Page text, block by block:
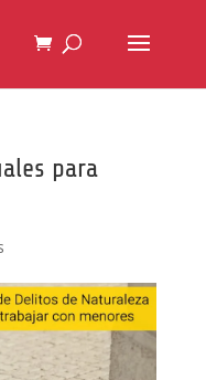
para